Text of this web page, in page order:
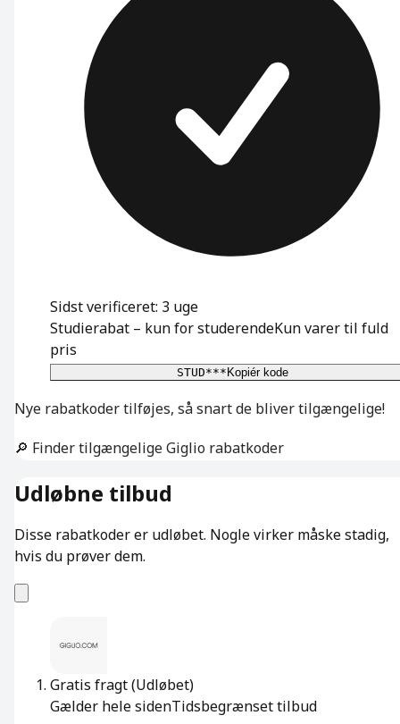
Sidst verificeret: 3 uge
Studierabat – kun for studerendeKun varer til fuld
pris
STUD***Kopiér kode
Nye rabatkoder tilføjes, så snart de bliver tilgængelige!
🔎 Finder tilgængelige Giglio rabatkoder
Udløbne tilbud
Disse rabatkoder er udløbet. Nogle virker måske stadig,
hvis du prøver dem.
Gratis fragt(Udløbet)
Gælder hele sidenTidsbegrænset tilbud